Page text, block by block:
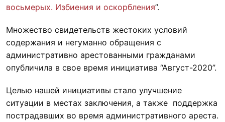
восьмерых. Избиения и оскорбления”.
Множество свидетельств жестоких условий
содержания и негуманно обращения с
административно арестованными гражданами
опубличила в свое время инициатива “Август-2020”.
Целью нашей инициативы стало улучшение
ситуации в местах заключения, а также поддержка
пострадавших во время административного ареста.